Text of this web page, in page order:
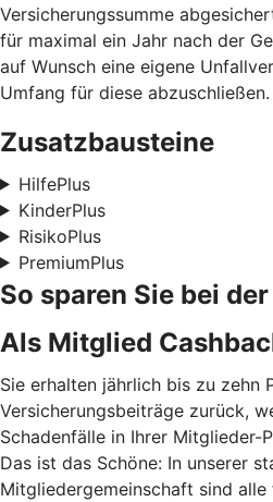
Versicherungssumme
für maximal ein Jahr nach der
auf Wunsch eine eigene
Umfang für diese abzuschließen.
Zusatzbausteine
HilfePlus
KinderPlus
RisikoPlus
PremiumPlus
So sparen Sie bei
Als Mitglied
Sie erhalten jährlich bis zu zehn
Versicherungsbeiträge zurück,
Schadenfälle in Ihrer Mitglieder-
Das ist das Schöne: In unserer
Mitgliedergemeinschaft sind